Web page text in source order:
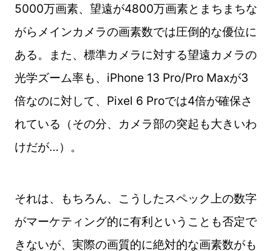
5000万画素、望遠が4800万画素とまちまちな
がらメインカメラの画素数では圧倒的な優位に
ある。また、標準カメラに対する望遠カメラの
光学ズーム率も、iPhone 13 Pro/Pro Maxが3
倍なのに対して、Pixel 6 Proでは4倍が確保さ
れている（その分、カメラ部の突起も大きいわ
けだが…）。
それは、もちろん、こうしたスペック上の数字
がマーケティング的に有利ということも否定で
きないが、実際の画質的に絶対的な画素数がも